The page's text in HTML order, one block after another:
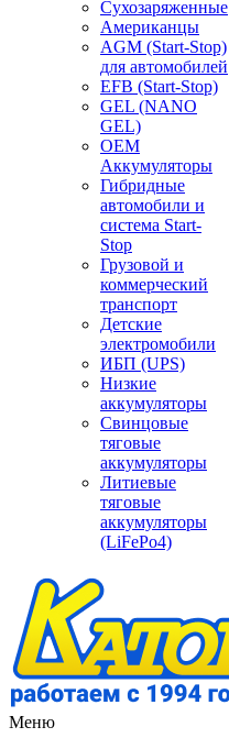
Сухозаряженные
Американцы
AGM (Start-Stop)
для автомобилей
EFB (Start-Stop)
GEL (NANO
GEL)
OEM
Аккумуляторы
Гибридные
автомобили и
система Start-
Stop
Грузовой и
коммерческий
транспорт
Детские
электромобили
ИБП (UPS)
Низкие
аккумуляторы
Свинцовые
тяговые
аккумуляторы
Литиевые
тяговые
аккумуляторы
(LiFePo4)
Меню